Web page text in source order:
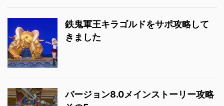
鉄鬼軍王キラゴルドをサポ攻略して
きました
バージョン8.0メインストーリー攻略